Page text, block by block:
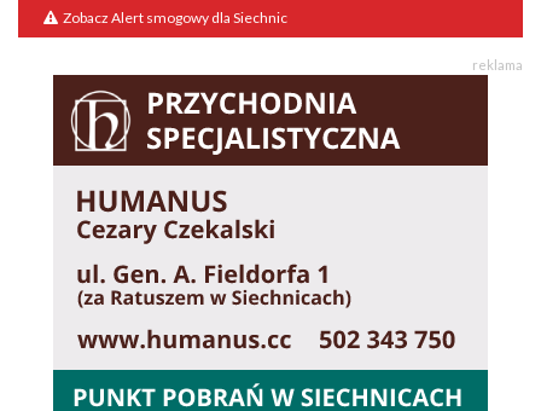
Zobacz Alert smogowy dla Siechnic
reklama